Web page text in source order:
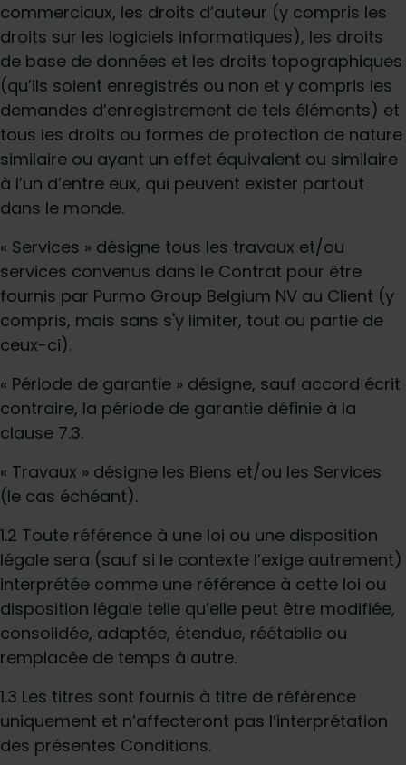
commerciaux, les droits d’auteur (y compris les
droits sur les logiciels informatiques), les droits
de base de données et les droits topographiques
(qu’ils soient enregistrés ou non et y compris les
demandes d’enregistrement de tels éléments) et
tous les droits ou formes de protection de nature
similaire ou ayant un effet équivalent ou similaire
à l’un d’entre eux, qui peuvent exister partout
dans le monde.
« Services » désigne tous les travaux et/ou
services convenus dans le Contrat pour être
fournis par Purmo Group Belgium NV au Client (y
compris, mais sans s'y limiter, tout ou partie de
ceux-ci).
« Période de garantie » désigne, sauf accord écrit
contraire, la période de garantie définie à la
clause 7.3.
« Travaux » désigne les Biens et/ou les Services
(le cas échéant).
1.2 Toute référence à une loi ou une disposition
légale sera (sauf si le contexte l’exige autrement)
interprétée comme une référence à cette loi ou
disposition légale telle qu’elle peut être modifiée,
consolidée, adaptée, étendue, réétablie ou
remplacée de temps à autre.
1.3 Les titres sont fournis à titre de référence
uniquement et n’affecteront pas l’interprétation
des présentes Conditions.